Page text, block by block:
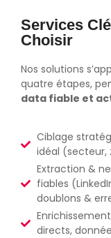
Services
Choisir
Nos solutions
quatre étapes,
data fiable et
Ciblage
idéal (secteur,
Extraction &
fiables
doublons &
directs,